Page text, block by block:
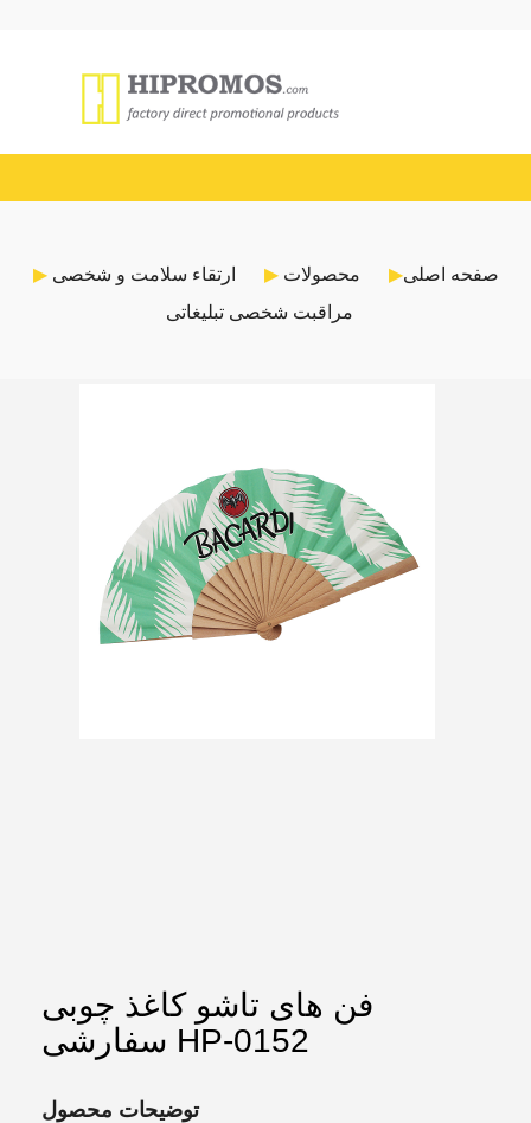
صفحه اصلی محصولات
ارتقاء سلامت و شخصی
مراقبت شخصی تبلیغاتی
فن های تاشو کاغذ چوبی
سفارشی HP-0152
توضیحات محصول